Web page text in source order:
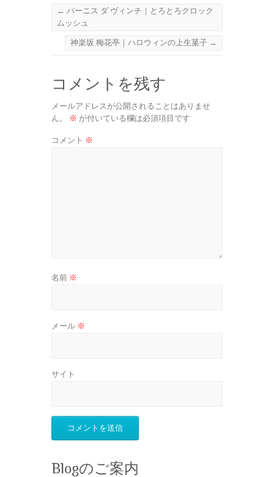
← パーニス ダ ヴィンチ｜とろとろクロック
ムッシュ
神楽坂 梅花亭｜ハロウィンの上生菓子 →
コメントを残す
メールアドレスが公開されることはありませ
ん。
※ が付いている欄は必須項目です
コメント ※
名前 ※
メール ※
サイト
Blogのご案内